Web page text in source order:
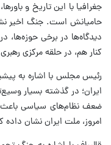
جغرافیا با این تاریخ و
حامیانش است. جنگ اخیر
دیدگاه‌ها در برخی حوزه‌ها،
کنار هم، در حلقه مرکزی
رئیس مجلس با اشاره به
ضعف نظام‌های سیاسی
امروز، ملت ایران نشان داده